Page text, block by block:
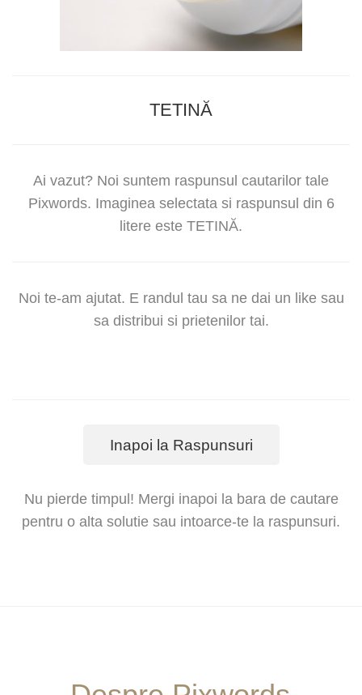
TETINĂ
Ai vazut? Noi suntem raspunsul cautarilor tale
Pixwords. Imaginea selectata si raspunsul din 6
litere este TETINĂ.
Noi te-am ajutat. E randul tau sa ne dai un like sau
sa distribui si prietenilor tai.
Inapoi la Raspunsuri
Nu pierde timpul! Mergi inapoi la bara de cautare
pentru o alta solutie sau intoarce-te la raspunsuri.